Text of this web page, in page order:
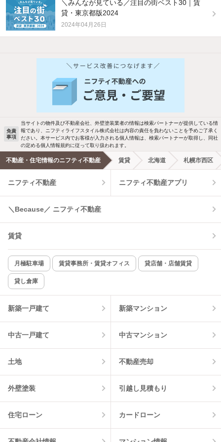
＼みんなが見ている／注目の街ベスト30｜賃
貸・東京都版2024
2024年04月26日
他の人はこんな条件で絞り込んでいます！
バス・トイレ別 2階以上
駐車場あり ペット相談
洗濯機置場あり 独立洗面台
エアコンあり 都市ガス
温水洗浄便座 オートロック
コンロ2口以上
新着のみ インターネット無料
該当件数:
2
免責
事項
当サイトの物件及び不動産会社、外壁塗装業者の情報は検索パートナーが提供している情
報であり、ニフティライフスタイル株式会社は内容の責任を負わないことを予めご了承く
ださい。本サービス内でお客様が入力される個人情報は、検索パートナーが取得し、同社
の定める個人情報規約に従って取り扱われます。
不動産・住宅情報のニフティ不動産 賃貸 北海道 札幌市西区
ニフティ不動産 ニフティ不動産アプリ
＼Because／ ニフティ不動産
賃貸
月極駐車場 賃貸事務所・賃貸オフィス 貸店舗・店舗賃貸
貸し倉庫
新築一戸建て 新築マンション
中古一戸建て 中古マンション
土地 不動産売却
外壁塗装 引越し見積もり
住宅ローン カードローン